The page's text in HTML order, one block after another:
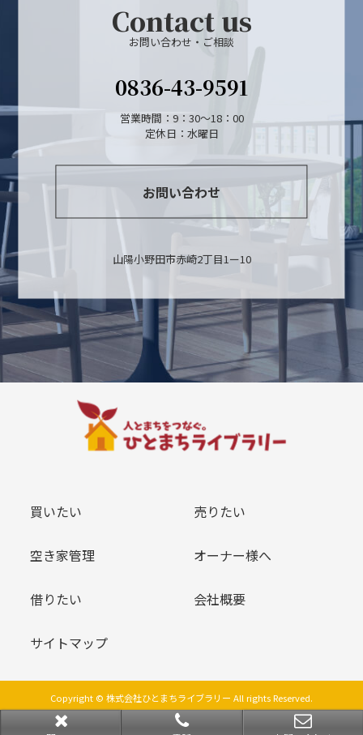
Contact us
お問い合わせ・ご相談
0836-43-9591
営業時間：9：30〜18：00
定休日：水曜日
お問い合わせ
山陽小野田市赤崎2丁目1ー10
買いたい 売りたい
空き家管理 オーナー様へ
借りたい 会社概要
サイトマップ
Copyright © 株式会社ひとまちライブラリー All rights Reserved.
powered by 不動産クラウドオフィス